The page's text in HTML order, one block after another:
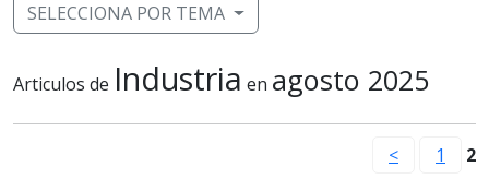
SELECCIONA POR TEMA
Articulos de Industria en agosto 2025
< 1 2